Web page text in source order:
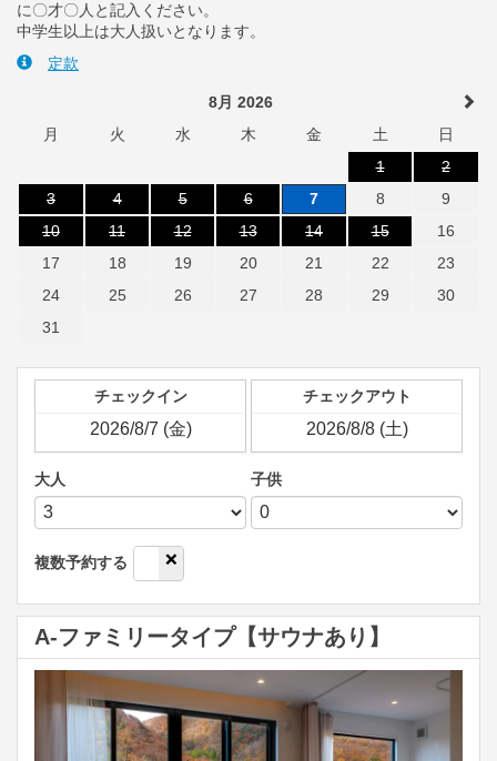
に〇才〇人と記入ください。
中学生以上は大人扱いとなります。
定款
8月 2026
月
火 水 木 金 土
日
1
2
3
4 5 6 7 8
9
10
11 12 13 14 15
16
17
18 19 20 21 22
23
24
25 26 27 28 29
30
31
チェックイン チェックアウト
大人 子供
複数予約する
✅ ❌
A-ファミリータイプ【サウナあり】
Previous
Next